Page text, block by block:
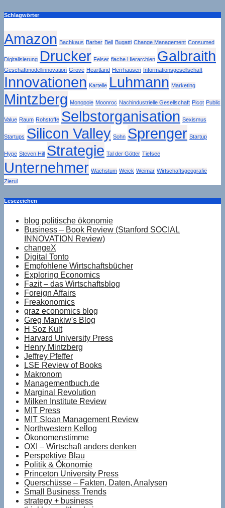
Schlagwörter
Amazon Bachkaus Barber Bell Bugatti Change Management Consumed
Digitalisierung Drucker Felser flache Hierarchien Galbraith
Geschäftmodellinnovation Grove Heartland Herrhausen Informationsgesellschaft
Innovationen Kartelle Luhmann Marketing
Mintzberg Monopole Moonroc Nachindustrielle Gesellschaft Picot Public
Value Raum Rohstoffe Selbstorganisation Sexismus
Startups Silicon Valley Sohn Sprenger Startup
Hype Steven Hill Strategie Tal der Götter Tiefsee
Unternehmer Wachstum Weick Weimar Wirtschaftsgeografie
Zierul
Lesezeichen
blog politische ökonomie
Business – Book Review (Stanford SOCIAL
INNOVATION Review)
changeX
Digital Tonto
Empfohlene Wirtschaftsbücher
Exploring Economics
Fazit – das Wirtschaftsblog
Foreign Affairs
Freakonomics
graz economics blog
Greg Mankiw's Blog
H Soz Kult
Harvard University Press
Henry Mintzberg
Jeffrey Pfeffer
LSE Review of Books
Makronom
Managementbuch.de
Marginal Revolution
Milken Institute Review
MIT Press
MIT Sloan Management Review
Northwestern Kellog
Ökonomenstimme
OXI – Wirtschaft anders denken
Perspektive Blau
Politik & Ökonomie
Princeton University Press
Querschüsse – Fakten, Daten, Analysen
Small Business Trends
strategy + business